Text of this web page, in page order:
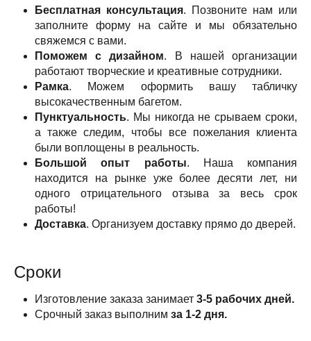
Бесплатная консультация. Позвоните нам или
заполните форму на сайте и мы обязательно
свяжемся с вами.
Поможем с дизайном. В нашей организации
работают творческие и креативные сотрудники.
Рамка. Можем оформить вашу табличку
высокачественным багетом.
Пунктуальность. Мы никогда не срываем сроки,
а также следим, чтобы все пожелания клиента
были воплощены в реальность.
Большой опыт работы. Наша компания
находится на рынке уже более десяти лет, ни
одного отрицательного отзыва за весь срок
работы!
Доставка. Организуем доставку прямо до дверей.
Сроки
Изготовление заказа занимает 3-5 рабочих дней.
Срочный заказ выполним за 1-2 дня.